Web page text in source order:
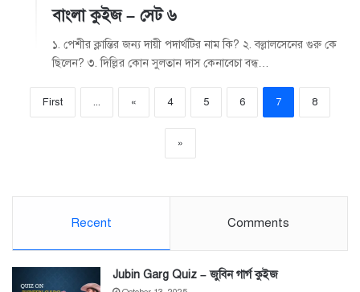
বাংলা কুইজ – সেট ৬
১. পেশীর ক্লান্তির জন্য দায়ী পদার্থটির নাম কি? ২. বল্লালসেনের গুরু কে
ছিলেন? ৩. দিল্লির কোন সুলতান দাস কেনাবেচা বন্ধ…
First ... « 4 5 6 7 8
»
Recent Comments
Jubin Garg Quiz – জুবিন গার্গ কুইজ